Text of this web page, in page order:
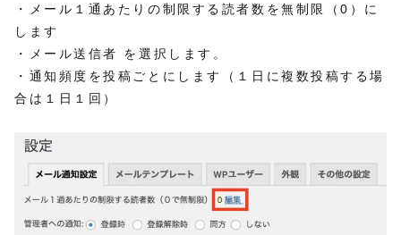
・メール１通あたりの制限する読者数を無制限（0）に
します
・メール送信者 を選択します。
・通知頻度を投稿ごとにします（１日に複数投稿する場
合は１日１回）